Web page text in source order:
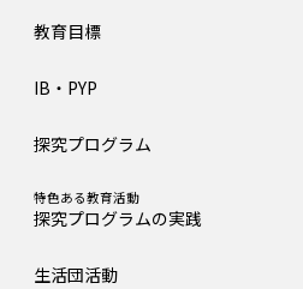
探究プログラムの実践
行事と生活団活動の実践
教育目標
IB・PYP
探究プログラム
特色ある教育活動
探究プログラムの実践
生活団活動